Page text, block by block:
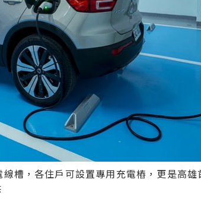
線槽，各住戶可設置專用充電樁，更是高